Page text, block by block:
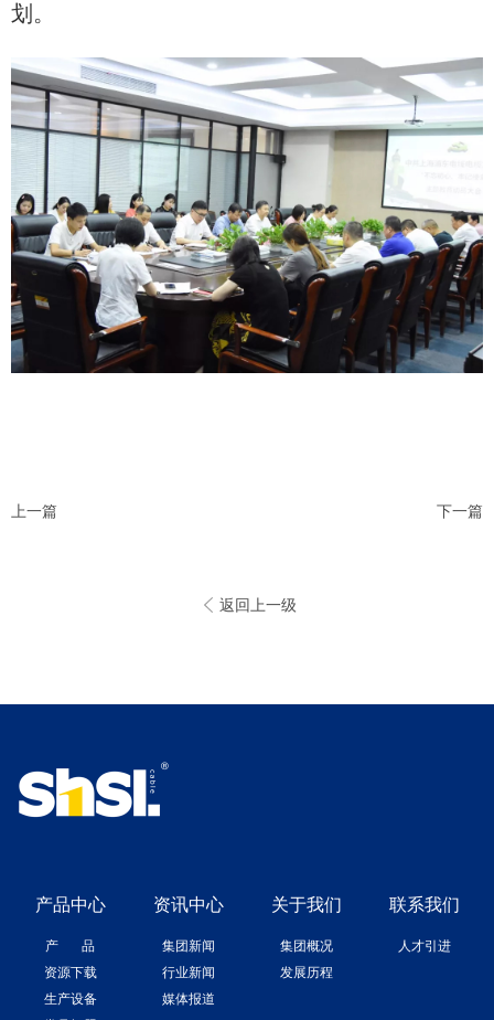
划。
上一篇 下一篇
返回上一级
产品中心
产 品
资源下载
生产设备
资讯中心
集团新闻
行业新闻
媒体报道
关于我们
集团概况
发展历程
联系我们
人才引进